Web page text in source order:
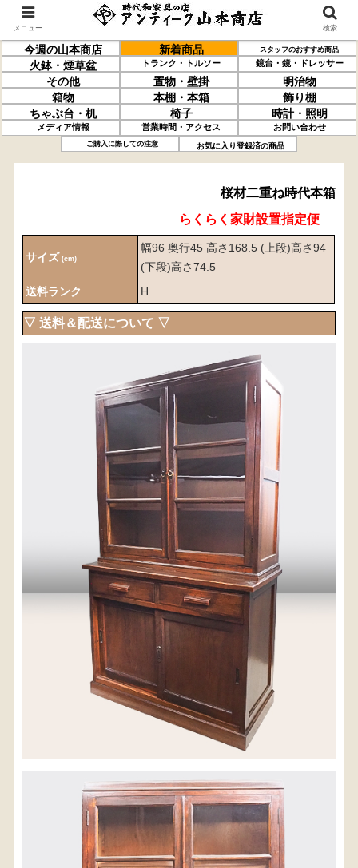
今週の山本商店 新着商品 スタッフのおすすめ商品
火鉢・煙草盆 トランク・トルソー 鏡台・鏡・ドレッサー
その他 置物・壁掛
明治物
箱物
本棚・本箱
飾り棚
ちゃぶ台・机
椅子 時計・照明
メディア情報 営業時間・アクセス お問い合わせ
ご購入に際しての注意 お気に入り登録済の商品
二重ね 時代本箱
桜材二重ね時代本箱
らくらく家財設置指定便
サイズ (cm)
幅96 奥行45 高さ168.5 (上段)高さ94
(下段)高さ74.5
送料ランク
H
▽ 送料＆配送について ▽
〈送料について〉
・商品代金に送料は含まれておりません。
・送料は、商品のサイズ・発送先地域によって異なり
・ご購入手続きを進める途中で「宅急便」を選択いた
だくと、自動的に送料が加算されます。
・配送についての詳細は、こちら→
【送料を確認する】
お届け先、送料ランクを選択する事で送料が表
示されます。
お届け先
送料ランク
配送料金(税込)
※沖縄県につきましてはお手数をお掛け致しますが、
店舗までお問い合わせ下さい。
03-3468-0853
メニュー 検索